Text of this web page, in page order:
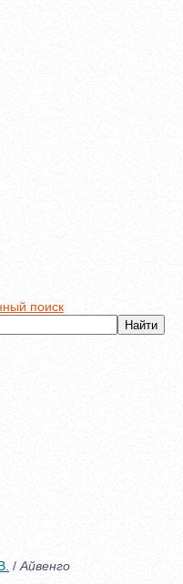
поиск
/ Айвенго